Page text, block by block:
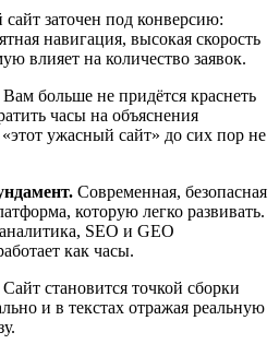
заточен под конверсию:
навигация, высокая скорость
влияет на количество заявок.
Вам больше не придётся краснеть
часы на объяснения
ужасный сайт» до сих пор не
Современная, безопасная
которую легко развивать.
SEO и GEO
как часы.
Сайт становится точкой сборки
и в текстах отражая реальную